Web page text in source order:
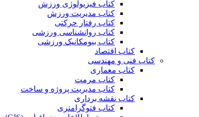
کتاب فیزیولوژی ورزش
کتاب مدیریت ورزش
کتاب رفتار حرکتی
کتاب روانشناسی ورزشی
کتاب بیومکانیک ورزشی
کتاب اقتصاد
کتاب فنی و مهندسی
کتاب معماری
کتاب مرمت
کتاب مدیریت پروژه و ساخت
کتاب نقشه برداری
کتاب فتوگرامتری